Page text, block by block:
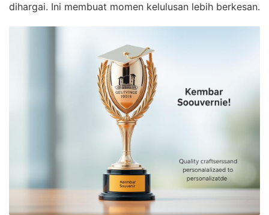
dihargai. Ini membuat momen kelulusan lebih berkesan.